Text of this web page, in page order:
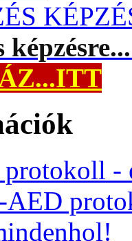
-
AED